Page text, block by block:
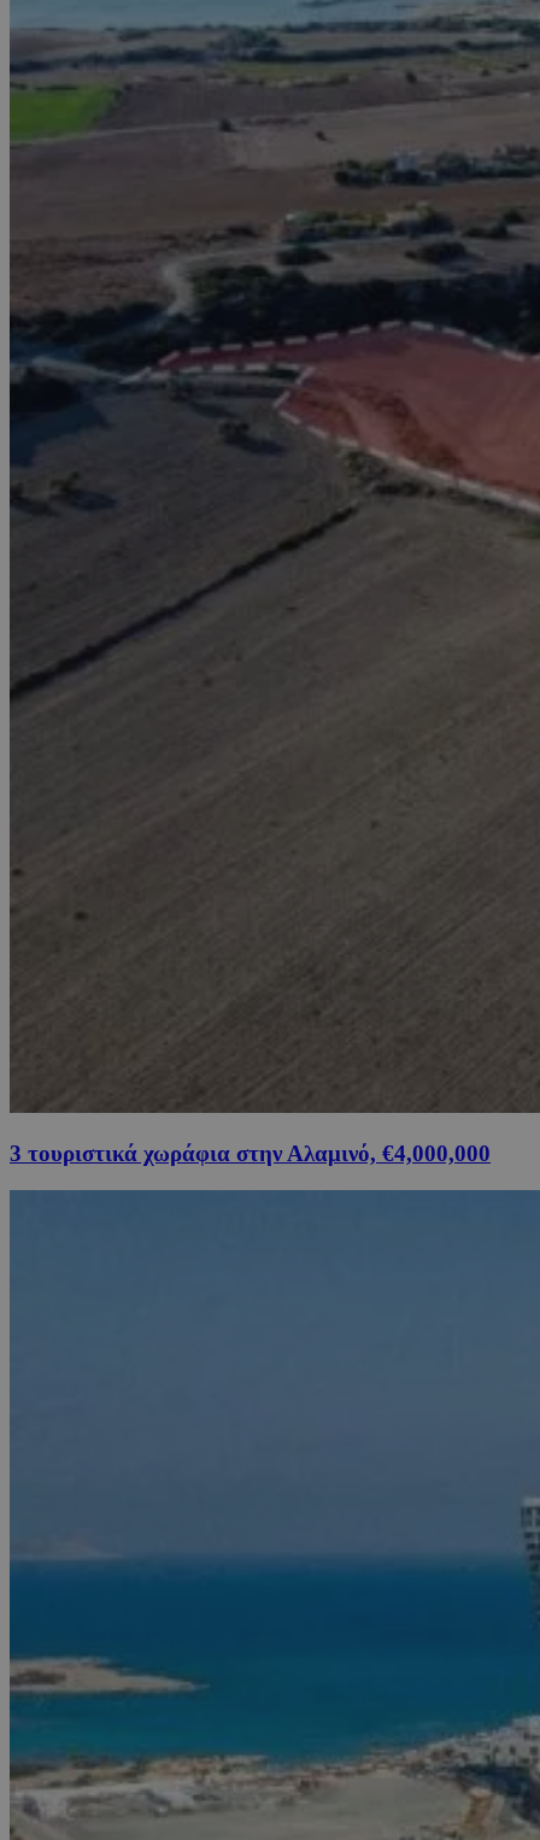
3 τουριστικά χωράφια στην Αλαμινό, €4,000,000